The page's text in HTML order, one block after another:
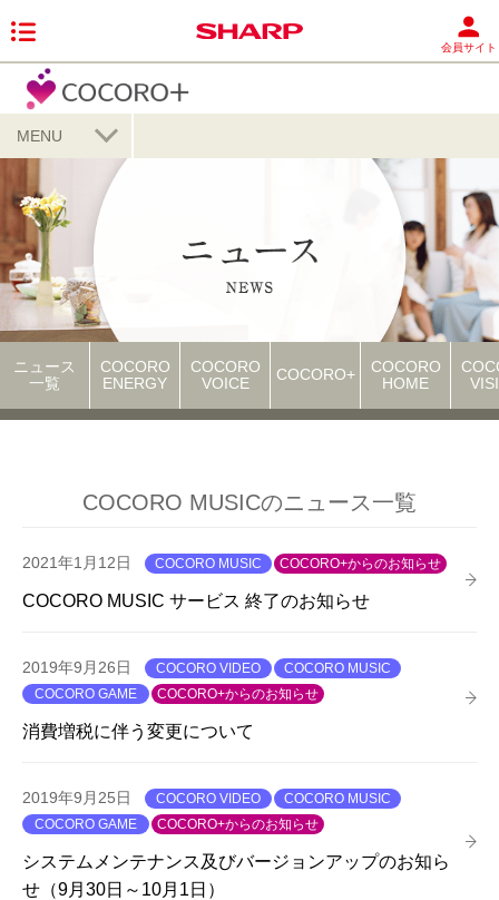
会員サイト
MENU
ニュース
一覧
COCORO
ENERGY
COCORO
VOICE
COCORO+
COCORO
HOME
COCORO MUSICのニュース一覧
2021年1月12日 COCORO MUSIC COCORO+からのお知らせ
COCORO MUSIC サービス 終了のお知らせ
2019年9月26日 COCORO VIDEO
COCORO MUSIC
COCORO GAME
COCORO+からのお知らせ
消費増税に伴う変更について
2019年9月25日 COCORO VIDEO
COCORO MUSIC
COCORO GAME
COCORO+からのお知らせ
システムメンテナンス及びバージョンアップのお知ら
せ（9月30日～10月1日）